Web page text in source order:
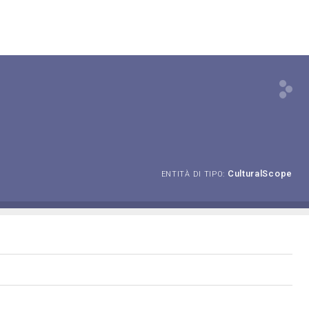
ENTITÀ DI TIPO: CulturalScope